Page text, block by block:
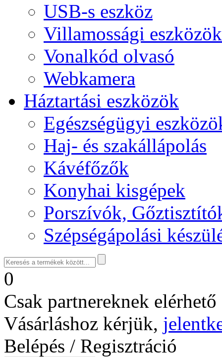
USB-s eszköz
Villamossági eszközök
Vonalkód olvasó
Webkamera
Háztartási eszközök
Egészségügyi
Haj- és szakállápolás
Kávéfőzők
Konyhai kisgépek
Porszívók,
Szépségápolási
0
Csak partnereknek
Vásárláshoz kérjük,
Belépés / Regisztráció